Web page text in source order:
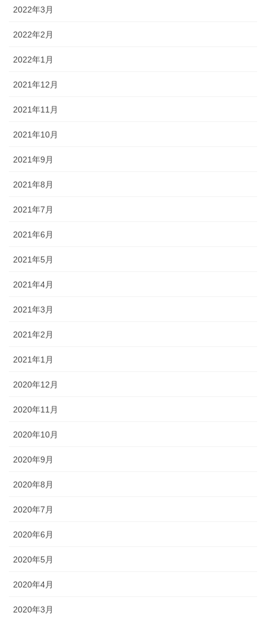
2022年3月
2022年2月
2022年1月
2021年12月
2021年11月
2021年10月
2021年9月
2021年8月
2021年7月
2021年6月
2021年5月
2021年4月
2021年3月
2021年2月
2021年1月
2020年12月
2020年11月
2020年10月
2020年9月
2020年8月
2020年7月
2020年6月
2020年5月
2020年4月
2020年3月